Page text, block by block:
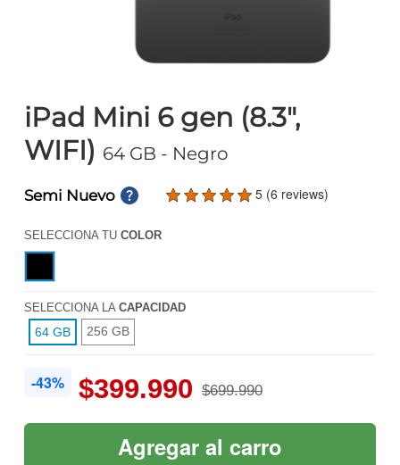
iPad Mini 6 gen (8.3",
WIFI) 64 GB - Negro
Semi Nuevo 5 (6 reviews)
SELECCIONA TU COLOR
SELECCIONA LA CAPACIDAD
64 GB 256 GB
-43% $399.990 $699.990
Agregar al carro